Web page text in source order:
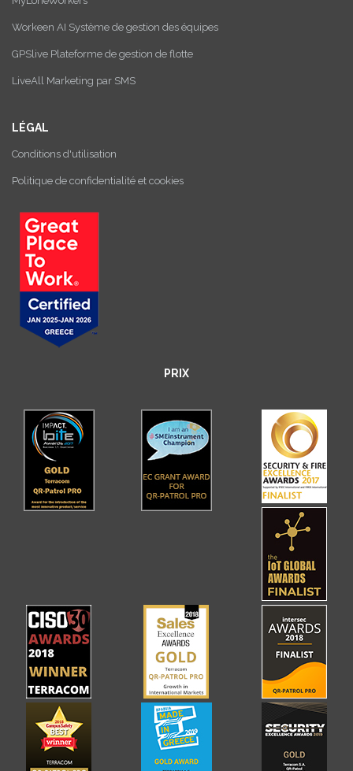
Workeen AI Système de gestion des équipes
GPSlive Plateforme de gestion de flotte
LiveAll Marketing par SMS
LÉGAL
Conditions d'utilisation
Politique de confidentialité et cookies
PRIX